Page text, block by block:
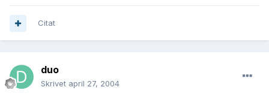
Citat
duo
Skrivet april 27, 2004